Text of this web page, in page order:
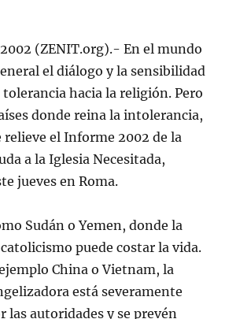
(ZENIT.org).- En el mundo
el diálogo y la sensibilidad
tolerancia hacia la religión. Pero
donde reina la intolerancia,
relieve el Informe 2002 de la
a la Iglesia Necesitada,
jueves en Roma.
Sudán o Yemen, donde la
puede costar la vida.
China o Vietnam, la
está severamente
las autoridades y se prevén